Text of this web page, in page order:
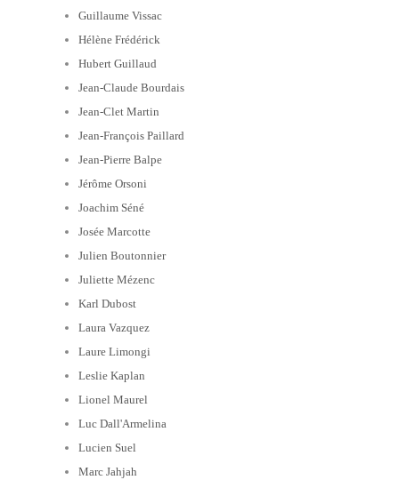
Guillaume Vissac
Hélène Frédérick
Hubert Guillaud
Jean-Claude Bourdais
Jean-Clet Martin
Jean-François Paillard
Jean-Pierre Balpe
Jérôme Orsoni
Joachim Séné
Josée Marcotte
Julien Boutonnier
Juliette Mézenc
Karl Dubost
Laura Vazquez
Laure Limongi
Leslie Kaplan
Lionel Maurel
Luc Dall'Armelina
Lucien Suel
Marc Jahjah